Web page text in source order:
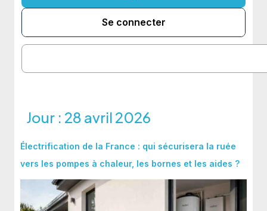
Se connecter
Jour : 28 avril 2026
Électrification de la France : qui sécurisera la ruée
vers les pompes à chaleur, les bornes et les aides ?